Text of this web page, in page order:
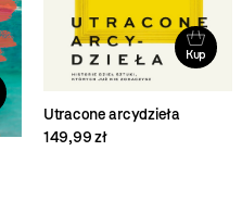
Kup
Utracone arcydzieła
149,99 zł